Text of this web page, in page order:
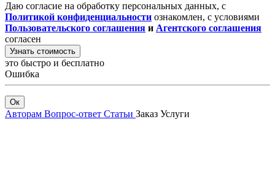
Даю согласие на обработку персональных данных, с
Политикой конфиденциальности ознакомлен, с условиями
Пользовательского соглашения и Агентского соглашения
согласен
Узнать стоимость
это быстро и бесплатно
Ошибка
Ок
Авторам Вопрос-ответ Статьи Заказ Услуги